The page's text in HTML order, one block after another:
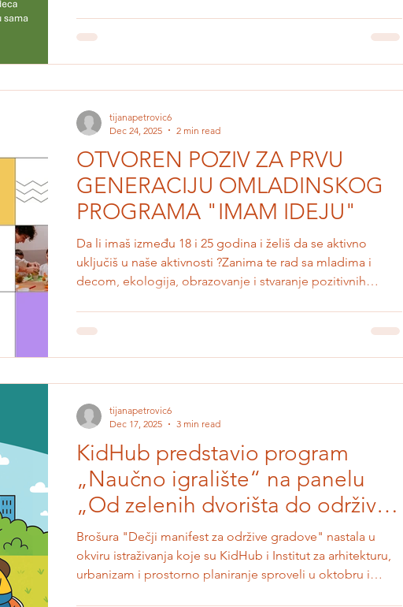
razmišljanje i praktičan rad. Kroz igru, eksperimente,
istraživanje i timski rad, deca će učiti kako raste hrana koju
OTVOREN POZIV ZA PRVU
GENERACIJU OMLADINSKOG
PROGRAMA "IMAM IDEJU"
Da li imaš između 18 i 25 godina i želiš da se aktivno
uključiš u naše aktivnosti ?Zanima te rad sa mladima i
decom, ekologija, obrazovanje i stvaranje pozitivnih
Program „Ja imam ideju“ je godišnji edukativno-
mentorski program namenjen mladima koji žele da steknu
tijanapetrovic6
Dec 24, 2025
2 min read
KidHub predstavio program
„Naučno igralište“ na panelu
„Od zelenih dvorišta do održivih
gradova“
Brošura "Dečji manifest za održive gradove" nastala u
okviru istraživanja koje su KidHub i Institut za arhitekturu,
urbanizam i prostorno planiranje sproveli u oktobru i
tijanapetrovic6
Dec 17, 2025
3 min read